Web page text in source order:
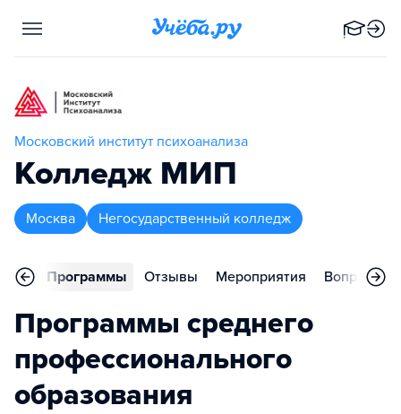
Московский институт психоанализа
Колледж МИП
Москва Негосударственный колледж
Программы Отзывы Мероприятия Вопросы
Программы среднего
профессионального
образования